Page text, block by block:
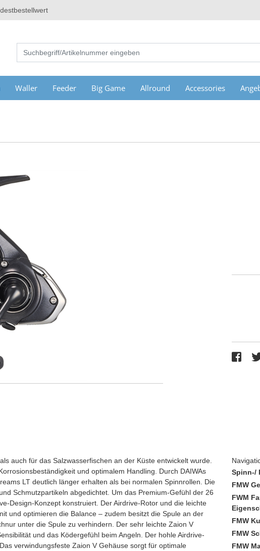
Waller Feeder Big Game Allround Accessories
auch für das Salzwasserfischen an der Küste entwickelt wurde.
und optimalem Handling. Durch DAIWAs
LT deutlich länger erhalten als bei normalen Spinnrollen. Die
Schmutzpartikeln abgedichtet. Um das Premium-Gefühl der 26
Design-Konzept konstruiert. Der Airdrive-Rotor und die leichte
und optimieren die Balance – zudem besitzt die Spule an der
unter die Spule zu verhindern. Der sehr leichte Zaion V
und das Ködergefühl beim Angeln. Der hohle Airdrive-
verwindungsfeste Zaion V Gehäuse sorgt für optimale
Spinn-/
FMW
FWM
FMW
FMW
FMW